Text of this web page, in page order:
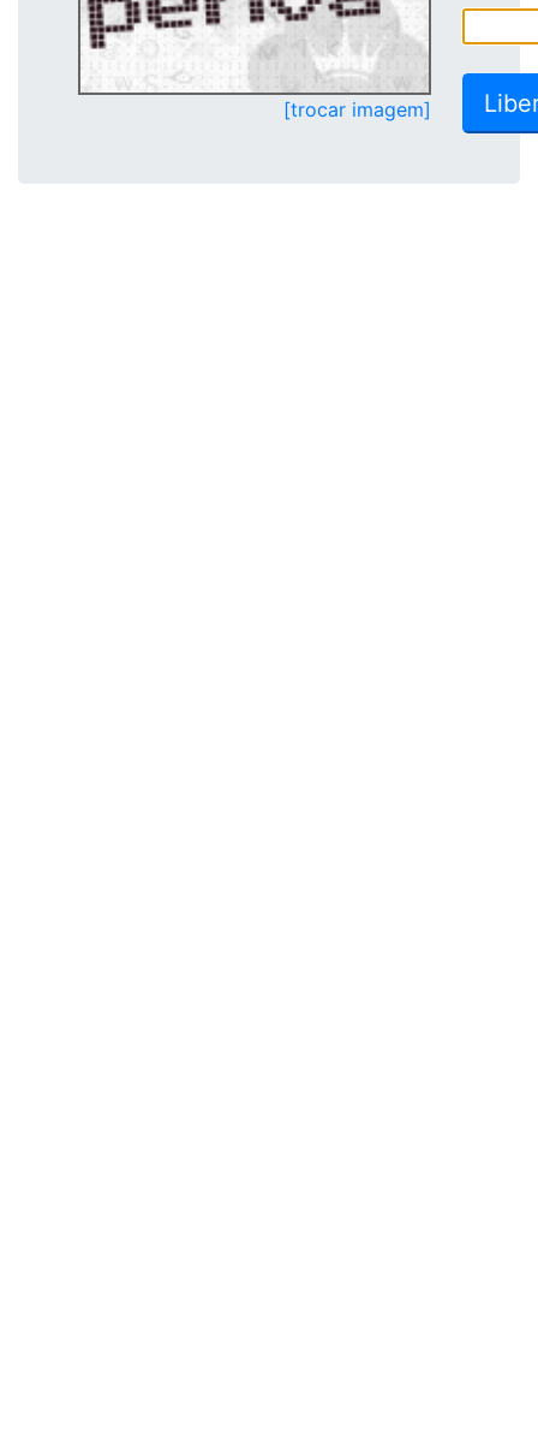
[trocar imagem]